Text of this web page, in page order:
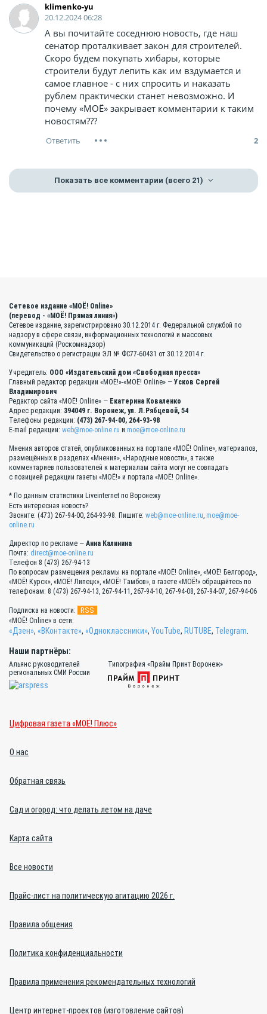
klimenko-yu
20.12.2024 06:28
А вы почитайте соседнюю новость, где наш
сенатор проталкивает закон для строителей.
Скоро будем покупать хибары, которые
строители будут лепить как им вздумается и
самое главное - с них спросить и наказать
рублем практически станет невозможно. И
почему «МОЁ» закрывает комментарии к таким
новостям???
2
Показать все комментарии (всего 21)
Сетевое издание «МОЁ! Online»
(перевод - «МОЁ! Прямая линия»)
Сетевое издание, зарегистрировано 30.12.2014 г. Федеральной службой по
надзору в сфере связи, информационных технологий и массовых
коммуникаций (Роскомнадзор)
Свидетельство о регистрации ЭЛ № ФС77-60431 от 30.12.2014 г.
Учредитель: ООО «Издательский дом «Свободная пресса»
Главный редактор редакции «МОЁ!»-«МОЁ! Online» — Усков Сергей
Владимирович
Редактор сайта «МОЁ! Online» — Екатерина Коваленко
Адрес редакции: 394049 г. Воронеж, ул. Л.Рябцевой, 54
Телефоны редакции: (473) 267-94-00, 264-93-98
E-mail редакции: web@moe-online.ru и moe@moe-online.ru
Мнения авторов статей, опубликованных на портале «МОЁ! Online», материалов,
размещённых в разделах «Мнения», «Народные новости», а также
комментариев пользователей к материалам сайта могут не совпадать
с позицией редакции газеты «МОЁ!» и портала «МОЁ! Online».
* По данным статистики Liveinternet по Воронежу
Есть интересная новость?
Звоните: (473) 267-94-00, 264-93-98. Пишите: web@moe-online.ru moe@moe-
online.ru
Директор по рекламе — Анна Калинина
Почта: direct@moe-online.ru
Телефон 8 (473) 267-94-13
По вопросам размещения рекламы на портале «МОЁ! Online», «МОЁ! Белгород»,
«МОЁ! Курск», «МОЁ! Липецк», «МОЁ! Тамбов», в газете «МОЁ!» обращайтесь по
телефонам: 8 (473) 267-94-13, 267-94-11, 267-94-10, 267-94-08, 267-94-07, 267-94-06
Подписка на новости: RSS
«МОЁ! Online» в сети:
«Дзен», «ВКонтакте», «Одноклассники», YouTube, RUTUBE, Telegram
Наши партнёры:
Альянс руководителей
региональных СМИ России
Типография «Прайм Принт Воронеж»
Цифровая газета «МОЁ! Плюс»
О нас
Обратная связь
Сад и огород: что делать летом на даче
Карта сайта
Все новости
Прайс-лист на политическую агитацию 2026 г.
Правила общения
Политика конфиденциальности
Правила применения рекомендательных технологий
Центр интернет-проектов (изготовление сайтов)